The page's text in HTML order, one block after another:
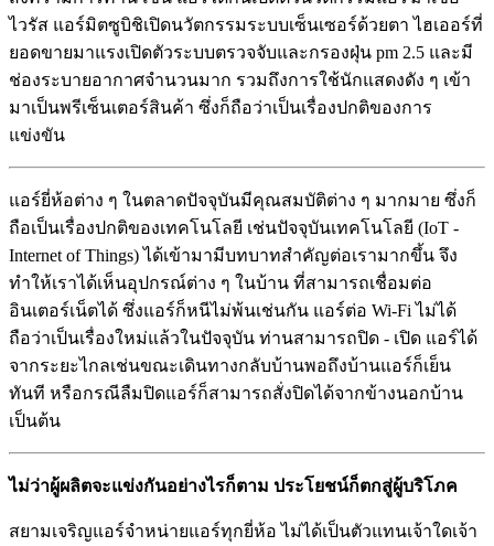
ไวรัส แอร์มิตซูบิชิเปิดนวัตกรรมระบบเซ็นเซอร์ด้วยตา ไฮเออร์ที่
ยอดขายมาแรงเปิดตัวระบบตรวจจับและกรองฝุ่น pm 2.5 และมี
ช่องระบายอากาศจำนวนมาก รวมถึงการใช้นักแสดงดัง ๆ เข้า
มาเป็นพรีเซ็นเตอร์สินค้า ซึ่งก็ถือว่าเป็นเรื่องปกติของการ
แข่งขัน
แอร์ยี่ห้อต่าง ๆ ในตลาดปัจจุบันมีคุณสมบัติต่าง ๆ มากมาย ซึ่งก็
ถือเป็นเรื่องปกติของเทคโนโลยี เช่นปัจจุบันเทคโนโลยี (IoT -
Internet of Things) ได้เข้ามามีบทบาทสำคัญต่อเรามากขึ้น จึง
ทำให้เราได้เห็นอุปกรณ์ต่าง ๆ ในบ้าน ที่สามารถเชื่อมต่อ
อินเตอร์เน็ตได้ ซึ่งแอร์ก็หนีไม่พ้นเช่นกัน แอร์ต่อ Wi-Fi ไม่ได้
ถือว่าเป็นเรื่องใหม่แล้วในปัจจุบัน ท่านสามารถปิด - เปิด แอร์ได้
จากระยะไกลเช่นขณะเดินทางกลับบ้านพอถึงบ้านแอร์ก็เย็น
ทันที หรือกรณีลืมปิดแอร์ก็สามารถสั่งปิดได้จากข้างนอกบ้าน
เป็นต้น
ไม่ว่าผู้ผลิตจะแข่งกันอย่างไรก็ตาม ประโยชน์ก็ตกสู่ผู้บริโภค
สยามเจริญแอร์จำหน่ายแอร์ทุกยี่ห้อ ไม่ได้เป็นตัวแทนเจ้าใดเจ้า